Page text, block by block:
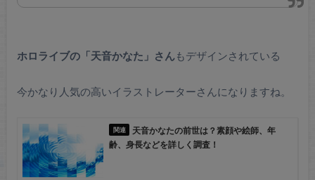
ホロライブの「天音かなた」さんもデザインされている
今かなり人気の高いイラストレーターさんになりますね。
天音かなたの前世は？素顔や絵師、年
齢、身長などを詳しく調査！